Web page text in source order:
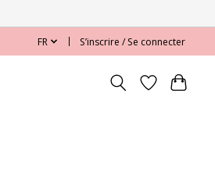
FR S’inscrire / Se connecter